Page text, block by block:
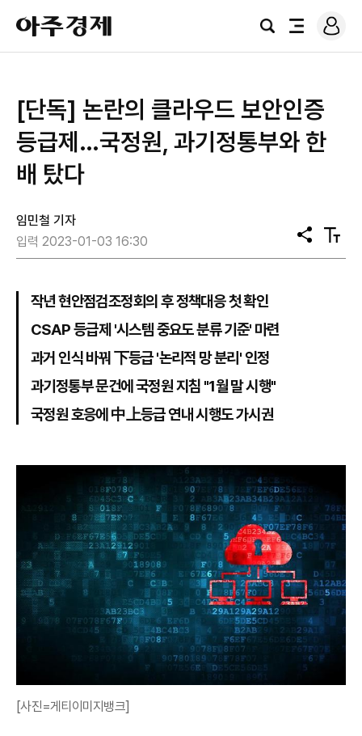
아
주
경
검
전
로
그
[단독] 논란의 클라우드 보안인증
등급제…국정원, 과기정통부와 한
배 탔다
임민철 기자
입력 2023-01-03 16:30
공
유
텍
스
작년 현안점검조정회의 후 정책대응 첫 확인
CSAP 등급제 '시스템 중요도 분류 기준' 마련
과거 인식 바꿔 下등급 '논리적 망 분리' 인정
과기정통부 문건에 국정원 지침 "1월 말 시행"
국정원 호응에 中上등급 연내 시행도 가시권
[사진=게티이미지뱅크]